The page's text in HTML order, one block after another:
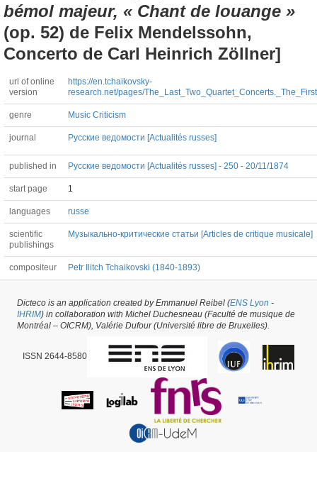
bémol majeur, « Chant de louange »
(op. 52) de Felix Mendelssohn,
Concerto de Carl Heinrich Zöllner]
url of online
version
https://en.tchaikovsky-
research.net/pages/
genre Music Criticism
journal Русские ведомости [Actualités russes]
published in Русские ведомости [Actualités russes] - 250 - 20/11/1874
start page 1
languages russe
scientific
publishings
Музыкально-критические статьи [Articles de critique musicale]
compositeur Petr Ilitch Tchaikovski (1840-1893)
Article #65730 - latest update on 29/05/2026,created on 20/06/2024 by
Sardarova
Dicteco is an application created by Emmanuel Reibel (ENS Lyon -
IHRIM) in collaboration with Michel Duchesneau (Faculté de musique de
Montréal – OICRM), Valérie Dufour (Université libre de Bruxelles).
ISSN 2644-8580